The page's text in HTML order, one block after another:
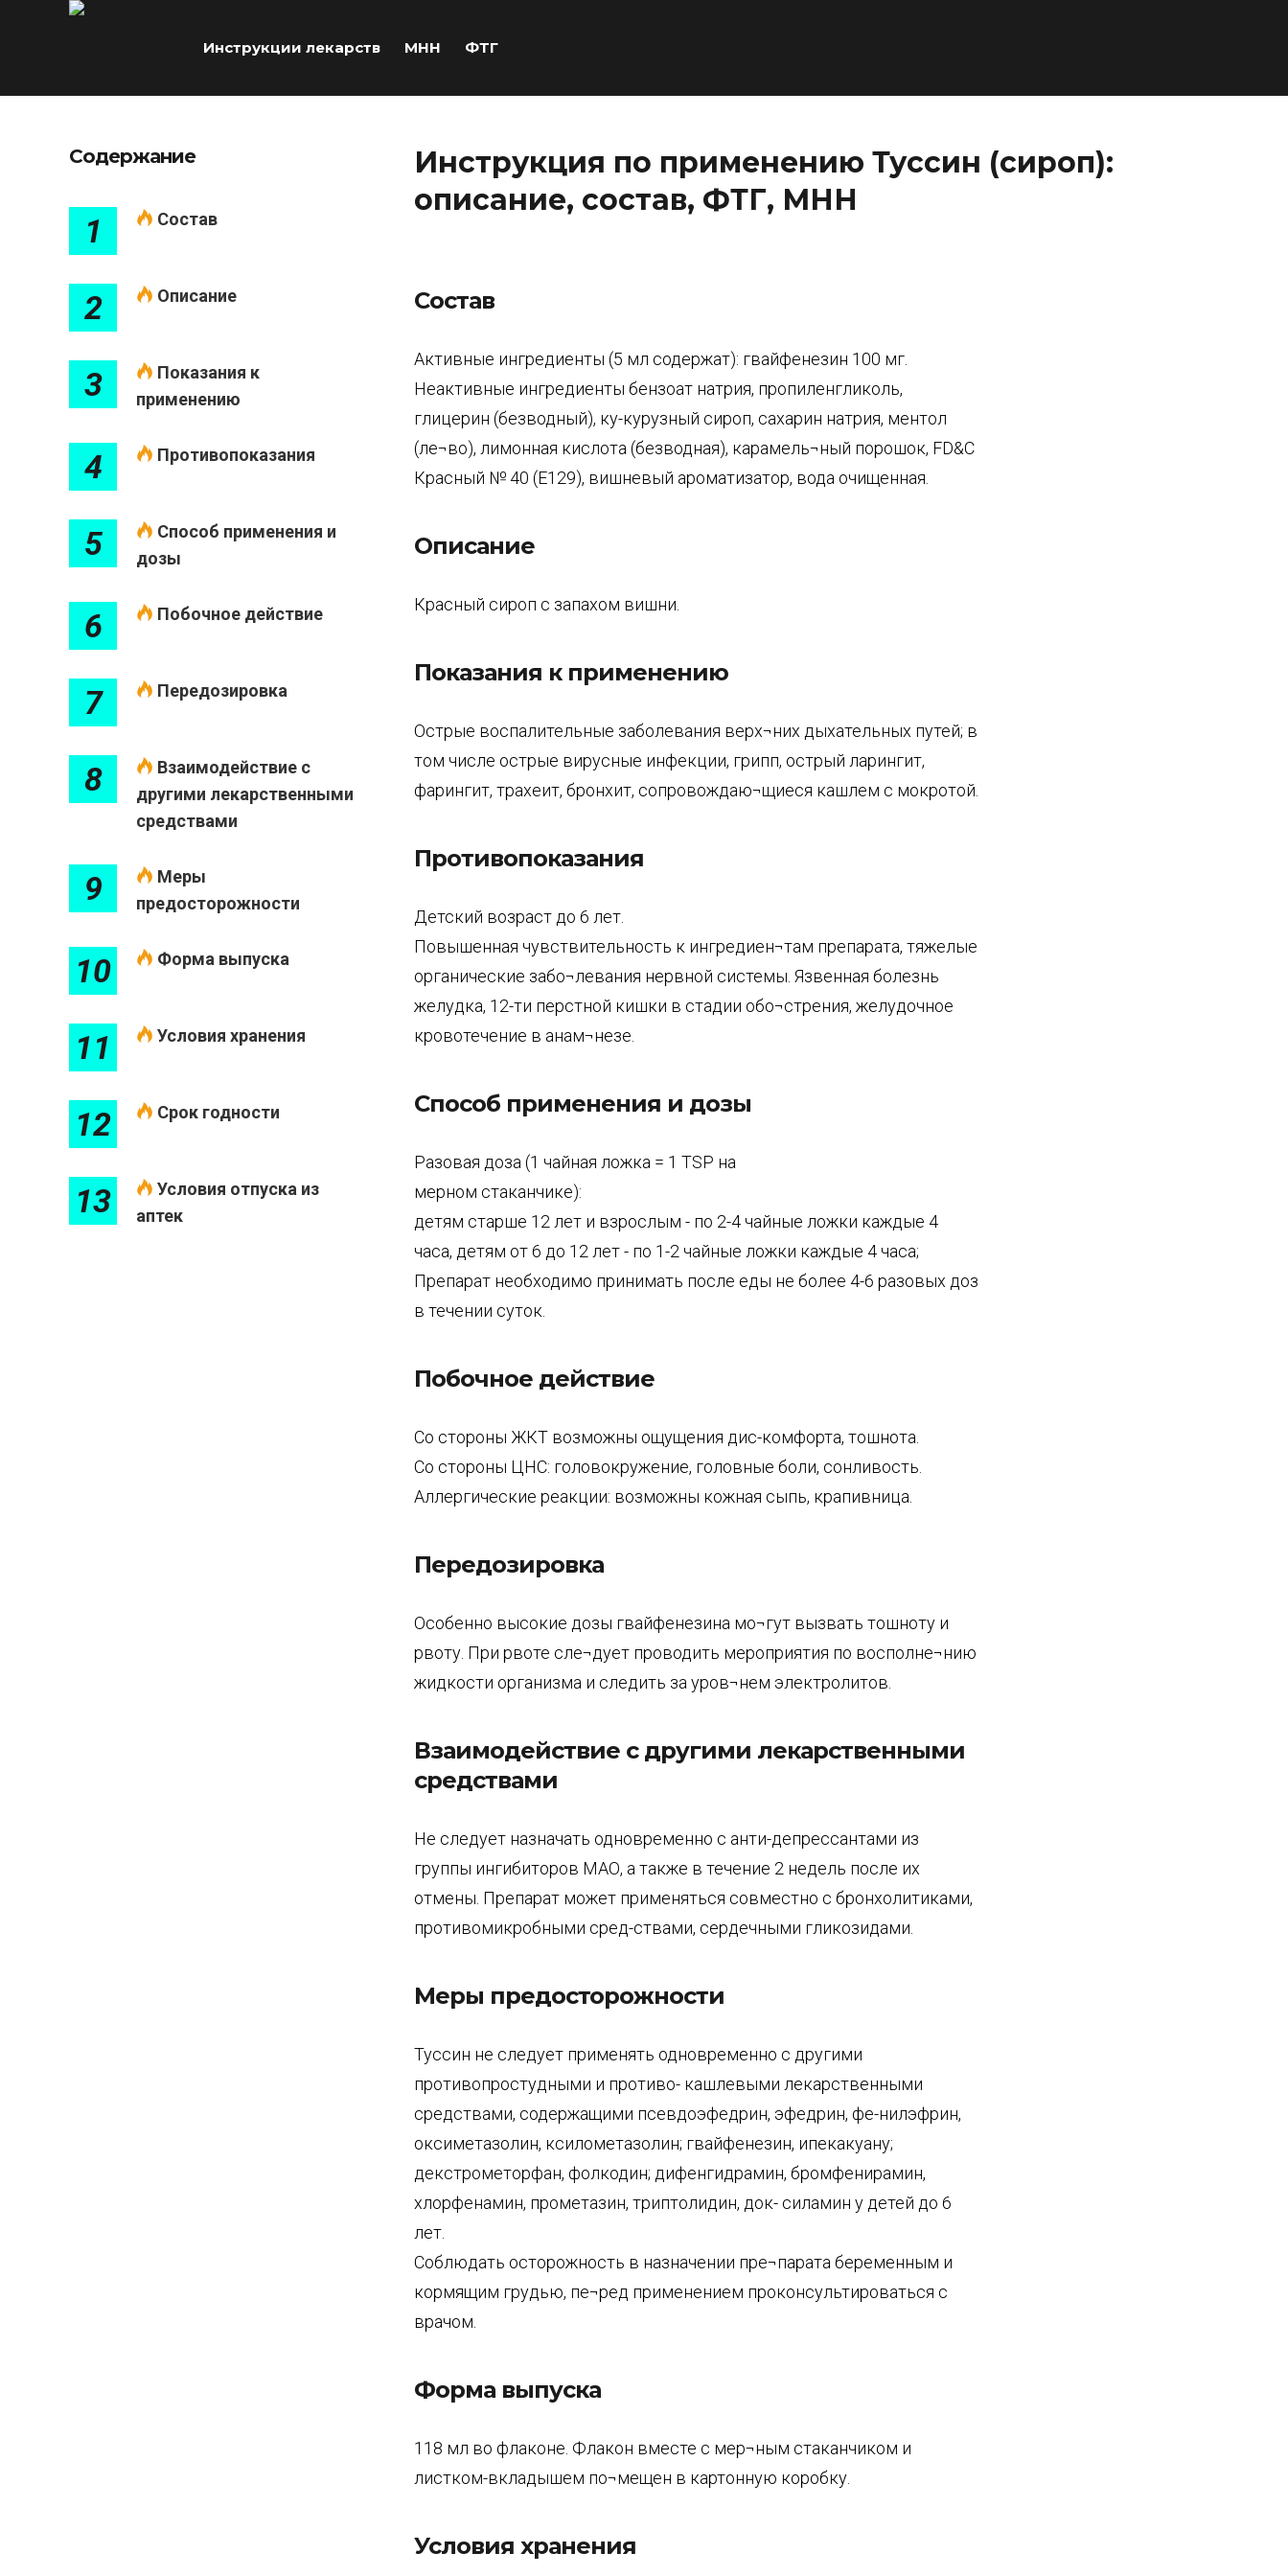
Инструкции лекарств МНН ФТГ
Инструкция по применению Туссин (сироп):
описание, состав, ФТГ, МНН
Состав
Активные ингредиенты (5 мл содержат): гвайфенезин 100 мг.
Неактивные ингредиенты бензоат натрия, пропиленгликоль,
глицерин (безводный), ку-курузный сироп, сахарин натрия, ментол
(ле¬во), лимонная кислота (безводная), карамель¬ный порошок, FD&C
Красный № 40 (Е129), вишневый ароматизатор, вода очищенная.
Описание
Красный сироп с запахом вишни.
Показания к применению
Острые воспалительные заболевания верх¬них дыхательных путей; в
том числе острые вирусные инфекции, грипп, острый ларингит,
фарингит, трахеит, бронхит, сопровождаю¬щиеся кашлем с мокротой.
Противопоказания
Детский возраст до 6 лет.
Повышенная чувствительность к ингредиен¬там препарата, тяжелые
органические забо¬левания нервной системы. Язвенная болезнь
желудка, 12-ти перстной кишки в стадии обо¬стрения, желудочное
кровотечение в анам¬незе.
Способ применения и дозы
Разовая доза (1 чайная ложка = 1 TSP на
мерном стаканчике):
детям старше 12 лет и взрослым - по 2-4 чайные ложки каждые 4
часа, детям от 6 до 12 лет - по 1-2 чайные ложки каждые 4 часа;
Препарат необходимо принимать после еды не более 4-6 разовых доз
в течении суток.
Побочное действие
Со стороны ЖКТ возможны ощущения дис-комфорта, тошнота.
Со стороны ЦНС: головокружение, головные боли, сонливость.
Аллергические реакции: возможны кожная сыпь, крапивница.
Передозировка
Особенно высокие дозы гвайфенезина мо¬гут вызвать тошноту и
рвоту. При рвоте сле¬дует проводить мероприятия по восполне¬нию
жидкости организма и следить за уров¬нем электролитов.
Взаимодействие с другими лекарственными
средствами
Не следует назначать одновременно с анти-депрессантами из
группы ингибиторов МАО, а также в течение 2 недель после их
отмены. Препарат может применяться совместно с бронхолитиками,
противомикробными сред-ствами, сердечными гликозидами.
Меры предосторожности
Туссин не следует применять одновременно с другими
противопростудными и противо- кашлевыми лекарственными
средствами, содержащими псевдоэфедрин, эфедрин, фе-нилэфрин,
оксиметазолин, ксилометазолин; гвайфенезин, ипекакуану;
декстрометорфан, фолкодин; дифенгидрамин, бромфенирамин,
хлорфенамин, прометазин, триптолидин, док- силамин у детей до 6
лет.
Соблюдать осторожность в назначении пре¬парата беременным и
кормящим грудью, пе¬ред применением проконсультироваться с
врачом.
Форма выпуска
118 мл во флаконе. Флакон вместе с мер¬ным стаканчиком и
листком-вкладышем по¬мещен в картонную коробку.
Условия хранения
Содержание
1 Состав
2 Описание
3
Показания к
применению
4 Противопоказания
5
Способ применения и
дозы
6 Побочное действие
7 Передозировка
8
Взаимодействие с
другими лекарственными
средствами
9
Меры
предосторожности
10 Форма выпуска
11 Условия хранения
12 Срок годности
13
Условия отпуска из
аптек